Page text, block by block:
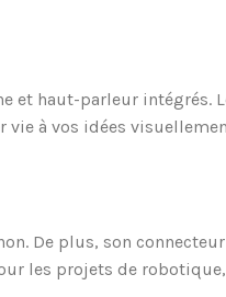
et haut-parleur intégrés.
vie à vos idées
De plus, son
les projets de